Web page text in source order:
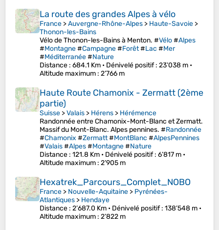
La route des grandes Alpes à vélo
France >Auvergne-Rhône-Alpes > Haute-Savoie >
Thonon-les-Bains
Vélo de Thonon-les-Bains à Menton. #Vélo#Alpes
#Montagne#Campagne#Forêt#Lac #Mer
#Méditerranée#Nature
Distance : 684.1 Km • Dénivelé positif: 23’038 m •
Altitude maximum : 2’766 m
Haute Route Chamonix - Zermatt (2ème
partie)
Suisse >Valais > Hérens > Hérémence
Randonnée entre Chamonix-Mont-Blanc et Zermatt.
Massif du Mont-Blanc. Alpes pennines. #Randonnée
#Chamonix #Zermatt#MontBlanc #AlpesPennines
#Valais#Alpes#Montagne#Nature
Distance : 121.8 Km • Dénivelé positif: 6’817 m •
Altitude maximum : 2’905 m
Hexatrek_Parcours_Complet_NOBO
France > Nouvelle-Aquitaine > Pyrénées-
Atlantiques > Hendaye
Distance : 2’687.0 Km • Dénivelé positif: 138’548 m •
Altitude maximum : 2’822 m